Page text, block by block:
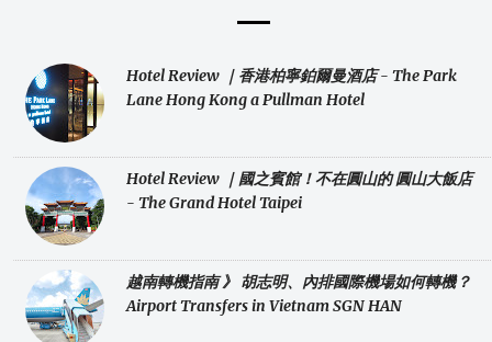
Hotel Review ｜香港柏寧鉑爾曼酒店 - The Park
Lane Hong Kong a Pullman Hotel
Hotel Review ｜國之賓館！不在圓山的 圓山大飯店
- The Grand Hotel Taipei
越南轉機指南 》 胡志明、內排國際機場如何轉機？
Airport Transfers in Vietnam SGN HAN